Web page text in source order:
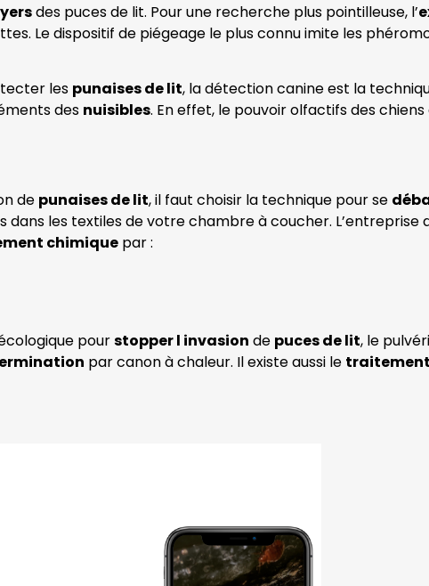
des puces de lit. Pour une recherche plus pointilleuse, l’
Le dispositif de piégeage le plus connu imite les
les punaises de lit, la détection canine est la
des nuisibles. En effet, le pouvoir olfactifs des
de punaises de lit, il faut choisir la technique pour se
les textiles de votre chambre à coucher.
chimique par :
pourstopper l invasion de puces de lit, le
par canon à chaleur. Il existe aussi le traitement